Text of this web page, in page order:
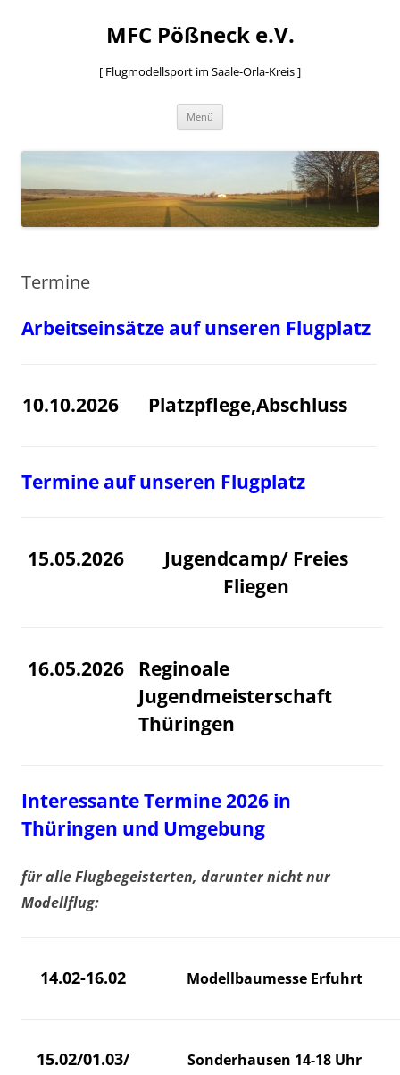
MFC Pößneck e.V.
[ Flugmodellsport im Saale-Orla-Kreis ]
Menü
Termine
Arbeitseinsätze auf unseren Flugplatz
10.10.2026 Platzpflege,Abschluss
Termine auf unseren Flugplatz
15.05.2026
Jugendcamp/ Freies
Fliegen
16.05.2026
Reginoale
Jugendmeisterschaft
Thüringen
Interessante Termine 2026 in
Thüringen und Umgebung
für alle Flugbegeisterten, darunter nicht nur
Modellflug:
14.02-16.02 Modellbaumesse Erfuhrt
15.02/01.03/
Sonderhausen 14-18 Uhr